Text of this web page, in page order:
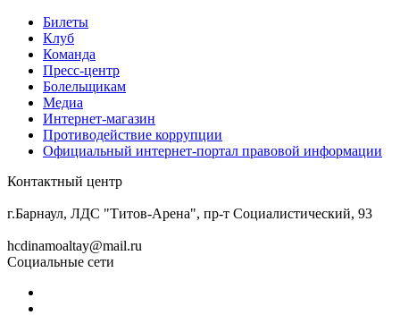
Билеты
Клуб
Команда
Пресс-центр
Болельщикам
Медиа
Интернет-магазин
Противодействие коррупции
Официальный интернет-портал правовой информации
Контактный центр
г.Барнаул, ЛДС "Титов-Арена", пр-т Социалистический, 93
hcdinamoaltay@mail.ru
Социальные сети